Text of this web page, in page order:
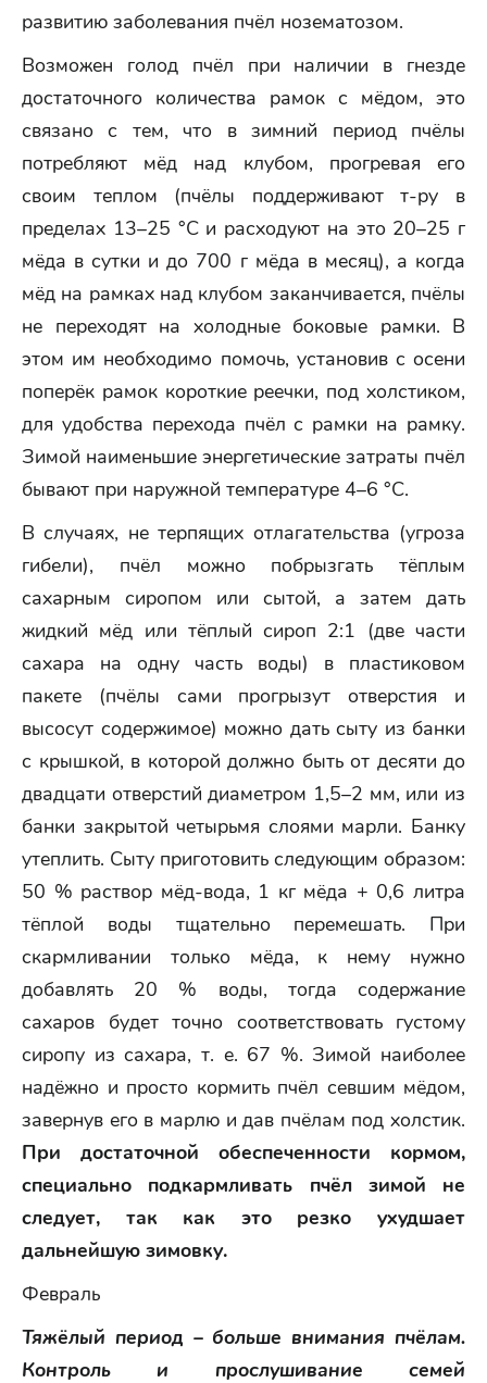
развитию заболевания пчёл нозематозом.
Возможен голод пчёл при наличии в гнезде
достаточного количества рамок с мёдом, это
связано с тем, что в зимний период пчёлы
потребляют мёд над клубом, прогревая его
своим теплом (пчёлы поддерживают т-ру в
пределах 13–25 °C и расходуют на это 20–25 г
мёда в сутки и до 700 г мёда в месяц), а когда
мёд на рамках над клубом заканчивается, пчёлы
не переходят на холодные боковые рамки. В
этом им необходимо помочь, установив с осени
поперёк рамок короткие реечки, под холстиком,
для удобства перехода пчёл с рамки на рамку.
Зимой наименьшие энергетические затраты пчёл
бывают при наружной температуре 4–6 °C.
В случаях, не терпящих отлагательства (угроза
гибели), пчёл можно побрызгать тёплым
сахарным сиропом или сытой, а затем дать
жидкий мёд или тёплый сироп 2:1 (две части
сахара на одну часть воды) в пластиковом
пакете (пчёлы сами прогрызут отверстия и
высосут содержимое) можно дать сыту из банки
с крышкой, в которой должно быть от десяти до
двадцати отверстий диаметром 1,5–2 мм, или из
банки закрытой четырьмя слоями марли. Банку
утеплить. Сыту приготовить следующим образом:
50 % раствор мёд-вода, 1 кг мёда + 0,6 литра
тёплой воды тщательно перемешать. При
скармливании только мёда, к нему нужно
добавлять 20 % воды, тогда содержание
сахаров будет точно соответствовать густому
сиропу из сахара, т. е. 67 %. Зимой наиболее
надёжно и просто кормить пчёл севшим мёдом,
завернув его в марлю и дав пчёлам под холстик.
При достаточной обеспеченности кормом,
специально подкармливать пчёл зимой не
следует, так как это резко ухудшает
дальнейшую зимовку.
Февраль
Тяжёлый период – больше внимания пчёлам.
Контроль и прослушивание семей